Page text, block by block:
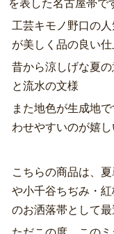
を表した名古屋帯で
工芸キモノ野口の
が美しく品の良い仕
昔から涼しげな夏
と流水の文様
また地色が生成地
わせやすいのが嬉し
こちらの商品は、
や小千谷ちぢみ・
のお洒落帯として最